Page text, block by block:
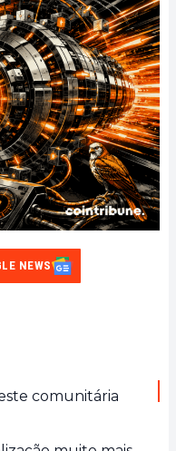
NEWS
comunitária